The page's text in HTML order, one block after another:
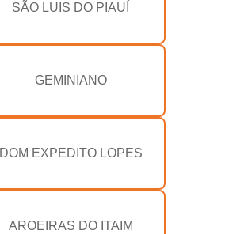
SÃO LUIS DO PIAUÍ
GEMINIANO
DOM EXPEDITO LOPES
AROEIRAS DO ITAIM